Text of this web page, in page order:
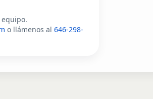
o llámenos al 646-298-